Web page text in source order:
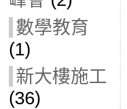
數學教育
(1)
新大樓施工
(36)